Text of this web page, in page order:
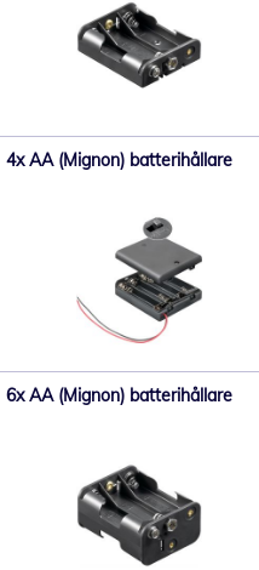
4x AA (Mignon) batterihållare
6x AA (Mignon) batterihållare